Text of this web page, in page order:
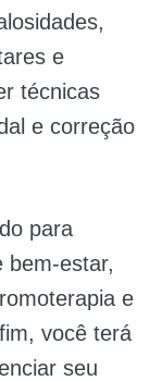
e
técnicas
e correção
para
bem-estar,
e
você terá
seu